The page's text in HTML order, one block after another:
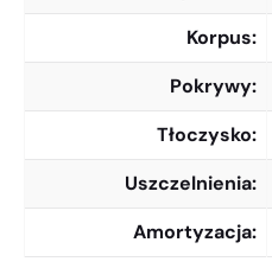
Korpus
Pokrywy
Tłoczysko
Uszczelnienia
Amortyzacja